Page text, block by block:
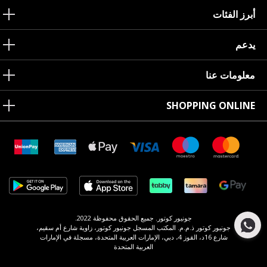
أبرز الفئات
يدعم
معلومات عنا
SHOPPING ONLINE
جونيور كوتور. جميع الحقوق محفوظة 2022.
جونيور كوتور ذ.م.م. المكتب المسجل جونيور كوتور، زاوية شارع أم سقيم،
شارع 16د، القوز 4، دبي، الإمارات العربية المتحدة، مسجلة في الإمارات
العربية المتحدة